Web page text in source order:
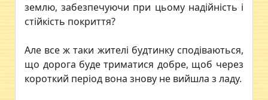
землю, забезпечуючи при цьому надійність і
стійкість покриття?
Але все ж таки жителі будтинку сподіваються,
що дорога буде триматися добре, щоб через
короткий період вона знову не вийшла з ладу.